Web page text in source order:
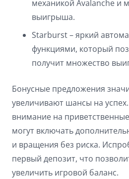
механикой Avalanche и
выигрыша.
Starburst – яркий
функциями, который
получит множество
Бонусные предложения
увеличивают шансы на
внимание на
могут включать
и вращения без риска.
первый депозит, что
увеличить игровой баланс.